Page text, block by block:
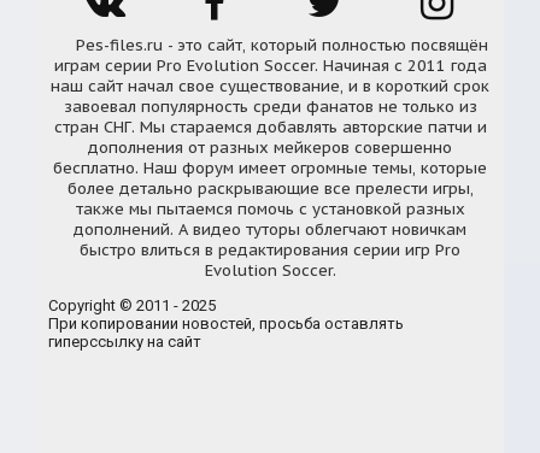
Pes-files.ru - это сайт, который полностью посвящён
играм серии Pro Evolution Soccer. Начиная с 2011 года
наш сайт начал свое существование, и в короткий срок
завоевал популярность среди фанатов не только из
стран СНГ. Мы стараемся добавлять авторские патчи и
дополнения от разных мейкеров совершенно
бесплатно. Наш форум имеет огромные темы, которые
более детально раскрывающие все прелести игры,
также мы пытаемся помочь с установкой разных
дополнений. А видео туторы облегчают новичкам
быстро влиться в редактирования серии игр Pro
Evolution Soccer.
Copyright © 2011 - 2025
При копировании новостей, просьба оставлять
гиперссылку на сайт